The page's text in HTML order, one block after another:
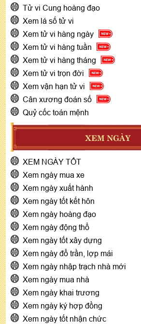
Tử vi Cung hoàng đạo
Xem lá số tử vi
Xem tử vi hàng ngày
Xem tử vi hàng tuần
Xem tử vi hàng tháng
Xem tử vi trọn đời
Xem vận hạn tử vi
Cân xương đoán số
Quỷ cốc toán mệnh
XEM NGÀY
XEM NGÀY TỐT
Xem ngày mua xe
Xem ngày xuất hành
Xem ngày tốt kết hôn
Xem ngày hoàng đạo
Xem ngày động thổ
Xem ngày tốt xây dựng
Xem ngày đổ trần, lợp mái
Xem ngày nhập trạch nhà mới
Xem ngày mua nhà
Xem ngày khai trương
Xem ngày ký hợp đồng
Xem ngày tốt nhận chức